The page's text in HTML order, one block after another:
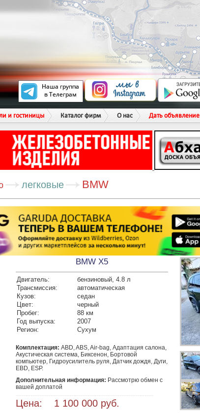
и гостиницы Каталог фирм О нас Дать объявление
легковые BMW
BMW X5
Двигатель:
бензиновый, 4.8 л
Трансмиссия:
автоматическая
Кузов:
седан
Цвет:
черный
Пробег:
88 км
Год выпуска:
2007
Регион:
Сухум
Комплектация: ABD, ABS, Air-bag, Адаптация салона,
Акустическая система, Биксенон, Бортовой
компьютер, Гидроусилитель руля, Датчик дождя, Дуги,
EBD, ESP.
Дополнительная информация: Рассмотрю обмен с
вашей доплатой
Цена: 1 100 000 руб.